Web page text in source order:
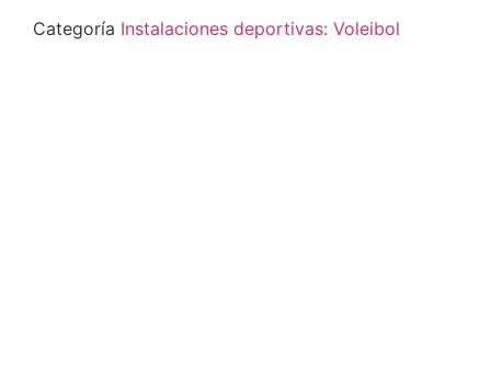
Categoría Instalaciones deportivas: Voleibol